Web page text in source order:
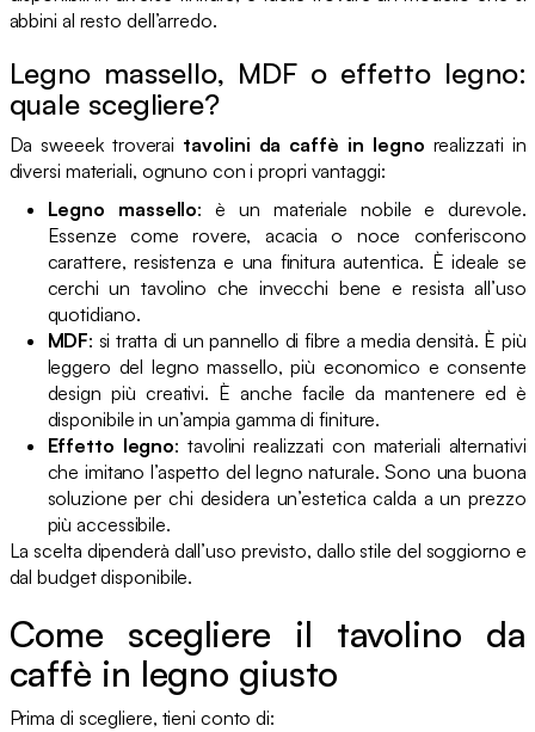
abbini al resto dell’arredo.
Legno massello, MDF o effetto legno:
quale scegliere?
Da sweeek troverai tavolini da caffè in legno realizzati in
diversi materiali, ognuno con i propri vantaggi:
Legno massello: è un materiale nobile e durevole.
Essenze come rovere, acacia o noce conferiscono
carattere, resistenza e una finitura autentica. È ideale se
cerchi un tavolino che invecchi bene e resista all’uso
quotidiano.
MDF: si tratta di un pannello di fibre a media densità. È più
leggero del legno massello, più economico e consente
design più creativi. È anche facile da mantenere ed è
disponibile in un’ampia gamma di finiture.
Effetto legno: tavolini realizzati con materiali alternativi
che imitano l’aspetto del legno naturale. Sono una buona
soluzione per chi desidera un’estetica calda a un prezzo
più accessibile.
La scelta dipenderà dall’uso previsto, dallo stile del soggiorno e
dal budget disponibile.
Come scegliere il tavolino da
caffè in legno giusto
Prima di scegliere, tieni conto di: